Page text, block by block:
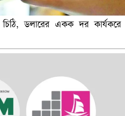
সাধারণ সম্পাদকের পদত্যাগ
চিঠি, ডলারের একক দর কার্যকরে